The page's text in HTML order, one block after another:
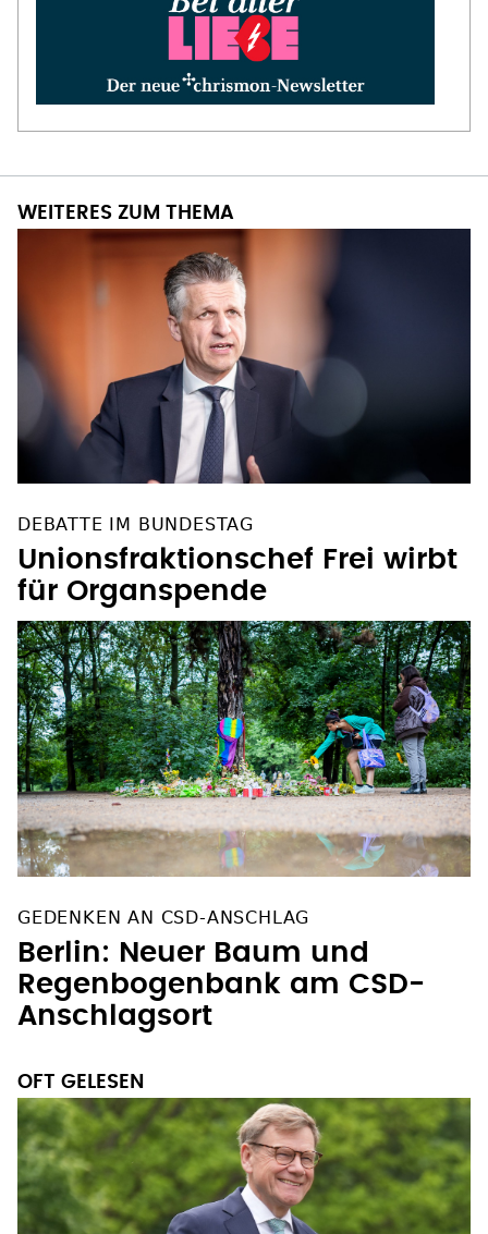
WEITERES ZUM THEMA
DEBATTE IM BUNDESTAG
Unionsfraktionschef Frei wirbt
für Organspende
GEDENKEN AN CSD-ANSCHLAG
Berlin: Neuer Baum und
Regenbogenbank am CSD-
Anschlagsort
OFT GELESEN